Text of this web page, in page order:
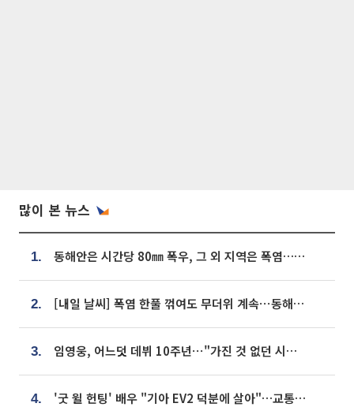
많이 본 뉴스
1. 동해안은 시간당 80㎜ 폭우, 그 외 지역은 폭염…‘극과 극 날씨’
2. [내일 날씨] 폭염 한풀 꺾여도 무더위 계속⋯동해안 이틀 연속 비
3. 임영웅, 어느덧 데뷔 10주년⋯"가진 것 없던 시절, 내 앞엔 20명의 팬뿐"
4. '굿 윌 헌팅' 배우 "기아 EV2 덕분에 살아"…교통사고 후 안전성 극찬